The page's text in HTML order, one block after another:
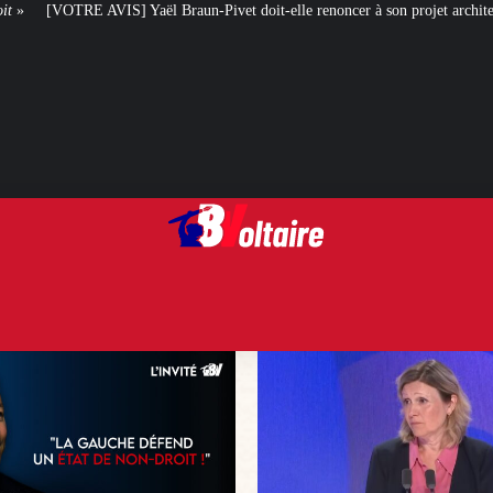
Pivet doit-elle renoncer à son projet architectural ? Le centenaire de